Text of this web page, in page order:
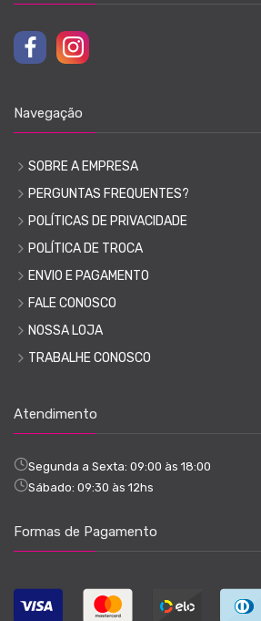
Navegação
SOBRE A EMPRESA
PERGUNTAS FREQUENTES?
POLÍTICAS DE PRIVACIDADE
POLÍTICA DE TROCA
ENVIO E PAGAMENTO
FALE CONOSCO
NOSSA LOJA
TRABALHE CONOSCO
Atendimento
Segunda a Sexta: 09:00 às 18:00
Sábado: 09:30 às 12hs
Formas de Pagamento